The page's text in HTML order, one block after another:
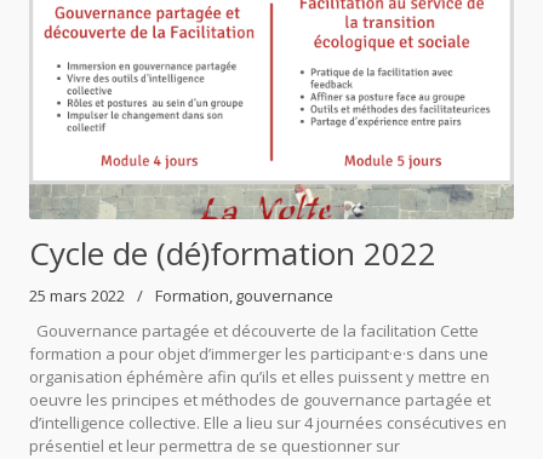
Cycle de (dé)formation 2022
25 mars 2022 Formation gouvernance
Gouvernance partagée et découverte de la facilitation Cette
formation a pour objet d’immerger les participant·e·s dans une
organisation éphémère afin qu’ils et elles puissent y mettre en
oeuvre les principes et méthodes de gouvernance partagée et
d’intelligence collective. Elle a lieu sur 4 journées consécutives en
présentiel et leur permettra de se questionner sur